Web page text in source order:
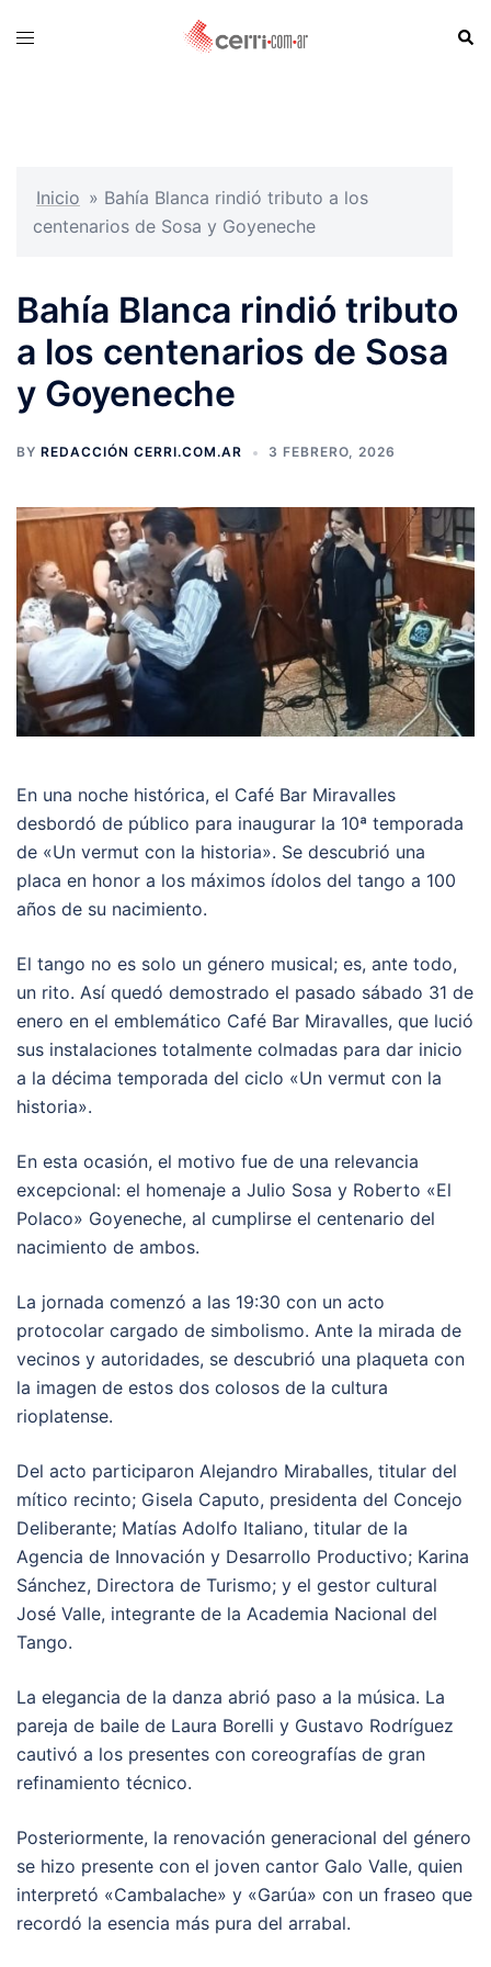
Toggle
Inicio » Bahía Blanca rindió tributo a los
centenarios de Sosa y Goyeneche
Bahía Blanca rindió tributo
a los centenarios de Sosa
y Goyeneche
BY REDACCIÓN CERRI.COM.AR 3 FEBRERO, 2026
En una noche histórica, el Café Bar Miravalles
desbordó de público para inaugurar la 10ª temporada
de «Un vermut con la historia». Se descubrió una
placa en honor a los máximos ídolos del tango a 100
años de su nacimiento.
El tango no es solo un género musical; es, ante todo,
un rito. Así quedó demostrado el pasado sábado 31 de
enero en el emblemático Café Bar Miravalles, que lució
sus instalaciones totalmente colmadas para dar inicio
a la décima temporada del ciclo «Un vermut con la
historia».
En esta ocasión, el motivo fue de una relevancia
excepcional: el homenaje a Julio Sosa y Roberto «El
Polaco» Goyeneche, al cumplirse el centenario del
nacimiento de ambos.
La jornada comenzó a las 19:30 con un acto
protocolar cargado de simbolismo. Ante la mirada de
vecinos y autoridades, se descubrió una plaqueta con
la imagen de estos dos colosos de la cultura
rioplatense.
Del acto participaron Alejandro Miraballes, titular del
mítico recinto; Gisela Caputo, presidenta del Concejo
Deliberante; Matías Adolfo Italiano, titular de la
Agencia de Innovación y Desarrollo Productivo; Karina
Sánchez, Directora de Turismo; y el gestor cultural
José Valle, integrante de la Academia Nacional del
Tango.
La elegancia de la danza abrió paso a la música. La
pareja de baile de Laura Borelli y Gustavo Rodríguez
cautivó a los presentes con coreografías de gran
refinamiento técnico.
Posteriormente, la renovación generacional del género
se hizo presente con el joven cantor Galo Valle, quien
interpretó «Cambalache» y «Garúa» con un fraseo que
recordó la esencia más pura del arrabal.